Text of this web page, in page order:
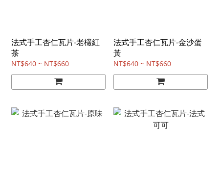
法式手工杏仁瓦片-老欉紅
茶
NT$640 ~ NT$660
法式手工杏仁瓦片-金沙蛋
黃
NT$640 ~ NT$660